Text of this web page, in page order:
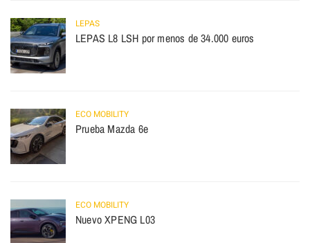
LEPAS
LEPAS L8 LSH por menos de 34.000 euros
ECO MOBILITY
Prueba Mazda 6e
ECO MOBILITY
Nuevo XPENG L03